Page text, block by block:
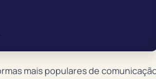
mais populares de